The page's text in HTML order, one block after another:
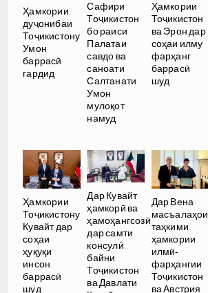
Ҳамкории
дуҷонибаи
Тоҷикистону
Умон
баррасӣ
гардид
Сафири
Тоҷикистон
бо раиси
Палатаи
савдо ва
саноати
Салтанати
Умон
мулоқот
намуд
Ҳамкории
Тоҷикистон
ва Эрон дар
соҳаи илму
фарҳанг
баррасӣ
шуд
Ҳамкории
Тоҷикистону
Кувайт дар
соҳаи
ҳуқуқи
инсон
баррасӣ
шуд
Дар Кувайт
ҳамкорӣ ва
ҳамоҳангсозӣ
дар самти
консулӣ
байни
Тоҷикистон
ва Давлати
Дар Вена
масъалаҳои
таҳкими
ҳамкории
илмӣ-
фарҳангии
Тоҷикистон
ва Австрия